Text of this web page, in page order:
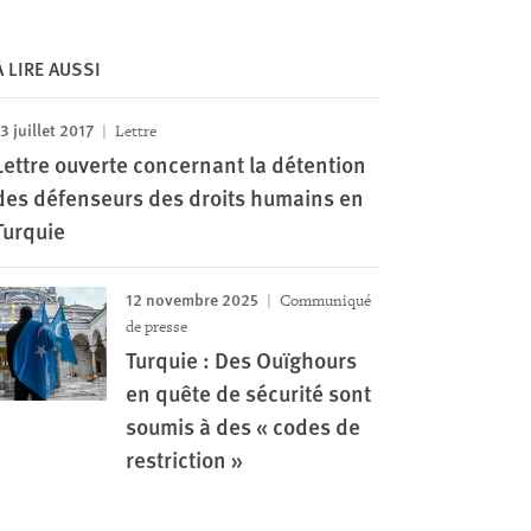
LIRE AUSSI
juillet 2017 Lettre
ouverte concernant la détention
défenseurs des droits humains en
12 novembre 2025
Communiqué
de presse
Turquie : Des Ouïghours
en quête de sécurité sont
soumis à des « codes de
restriction »